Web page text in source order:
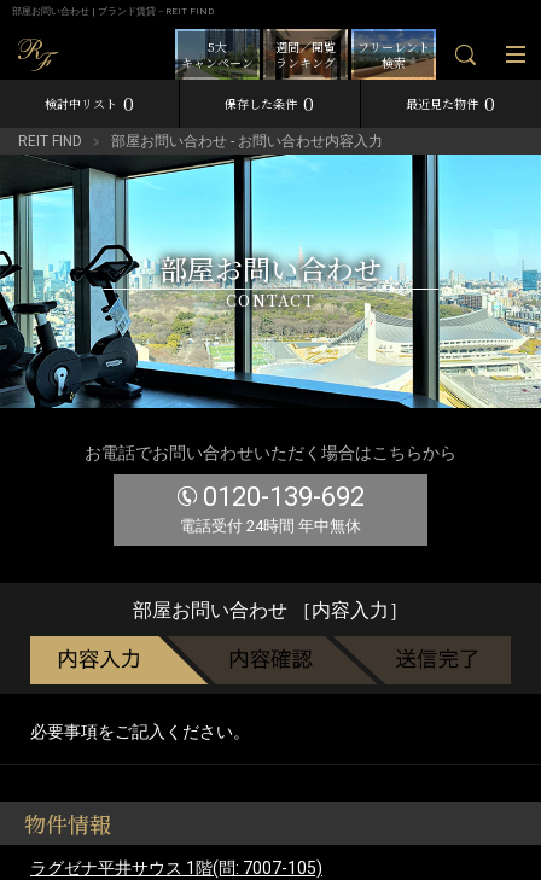
部屋お問い合わせ | ブランド賃貸－REIT FIND
フリーレント
検索
週間／閲覧
ランキング
5大
キャンペーン
検討中リスト 0 保存した条件 0 最近見た物件 0
REIT FIND 部屋お問い合わせ - お問い合わせ内容入力
部屋お問い合わせ
CONTACT
お電話でお問い合わせいただく場合はこちらから
0120-139-692
電話受付 24時間 年中無休
部屋お問い合わせ ［内容入力］
必要事項をご記入ください。
物件情報
ラグゼナ平井サウス 1階(問: 7007-105)